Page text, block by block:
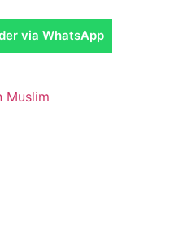
via WhatsApp
Muslim